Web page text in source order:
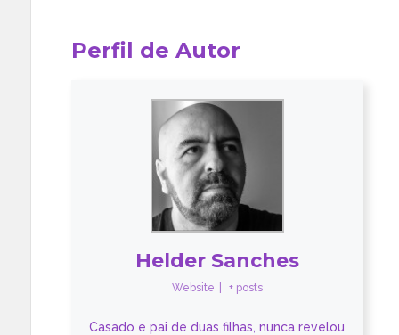
Perfil de Autor
Helder Sanches
Website + posts
Casado e pai de duas filhas, nunca revelou